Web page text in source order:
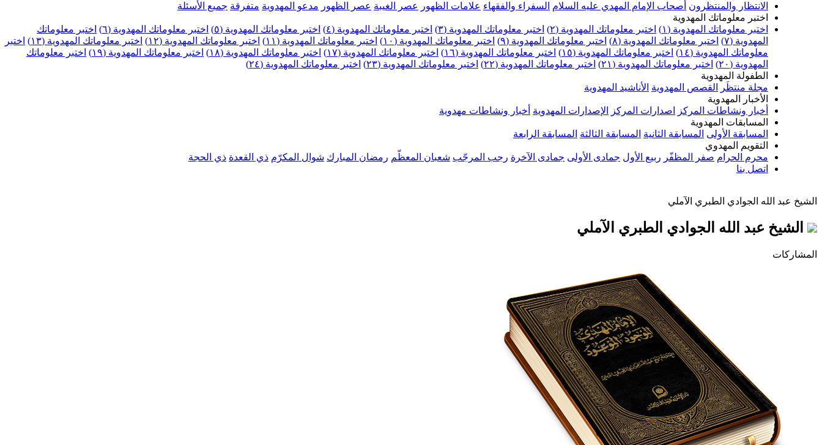
الانتظار والمنتظرون أصحاب الإمام المهدي عليه السلام السفراء والفقهاء علامات الظهور عصر الغيبة عصر الظهور مدعو المهدوية متفرقة جميع الأسئلة
اختبر معلوماتك المهدوية
اختبر معلوماتك المهدوية (١)
اختبر معلوماتك المهدوية (٢) اختبر معلوماتك المهدوية (٣) اختبر معلوماتك المهدوية (٤) اختبر معلوماتك المهدوية (٥) اختبر معلوماتك المهدوية (٦)
اختبر معلوماتك
المهدوية (٧)
اختبر معلوماتك المهدوية (٨) اختبر معلوماتك المهدوية (٩) اختبر معلوماتك المهدوية (١٠) اختبر معلوماتك المهدوية (١١) اختبر معلوماتك المهدوية (١٢) اختبر معلوماتك المهدوية (١٣)
اختبر
معلوماتك المهدوية (١٤)
اختبر معلوماتك المهدوية (١٥) اختبر معلوماتك المهدوية (١٦) اختبر معلوماتك المهدوية (١٧) اختبر معلوماتك المهدوية (١٨) اختبر معلوماتك المهدوية (١٩)
اختبر معلوماتك
المهدوية (٢٠)
اختبر معلوماتك المهدوية (٢١) اختبر معلوماتك المهدوية (٢٢) اختبر معلوماتك المهدوية (٢٣)
اختبر معلوماتك المهدوية (٢٤)
الطفولة المهدوية
مجلة منتظَر
القصص المهدوية الأناشيد المهدوية
الأخبار المهدوية
أخبار ونشاطات المركز
اصدارات المركز الإصدارات المهدوية أخبار ونشاطات مهدوية
المسابقات المهدوية
المسابقة الأولى المسابقة الثانية المسابقة الثالثة المسابقة الرابعة
التقويم المهدوي
محرم الحرام صفر المظفّر ربيع الأول جمادى الأولى جمادى الآخرة رجب المرجّب شعبان المعظّم رمضان المبارك شوال المكرّم ذي القعدة ذي الحجة
اتصل بنا
الشيخ عبد الله الجوادي الطبري الآملي
الشيخ عبد الله الجوادي الطبري الآملي
المشاركات